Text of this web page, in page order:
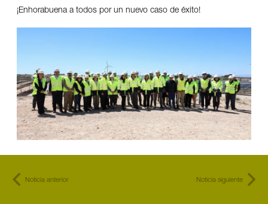
¡Enhorabuena a todos por un nuevo caso de éxito!
Noticia anterior Noticia siguiente